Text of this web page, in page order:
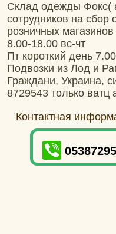
Склад одежды Фокс(
сотрудников на сбор
розничных
8.00-18.00 вс-чт
Пт короткий день
Подвозки из Лод и
Граждани, Украина,
8729543 только ватц
Контактная